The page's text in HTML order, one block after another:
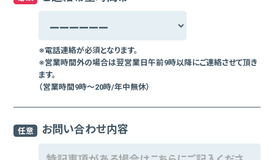
※電話連絡が必須となります。
※営業時間外の場合は翌営業日午前9時以降にご連絡させて頂き
ます。
（営業時間9時～20時/年中無休）
任意 お問い合わせ内容